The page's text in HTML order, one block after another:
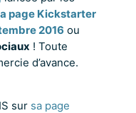
page Kickstarter
2016 ou
! Toute
d’avance.
sur sa page